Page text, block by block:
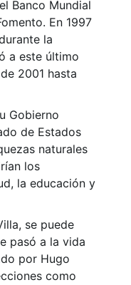
Banco Mundial
En 1997
la
a este último
2001 hasta
Gobierno
de Estados
naturales
los
la educación y
se puede
pasó a la vida
por Hugo
como